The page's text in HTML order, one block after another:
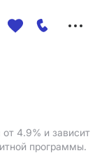
от 4.9% и зависит
программы.